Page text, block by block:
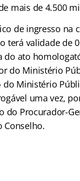
mais de 4.500
de ingresso na
terá validade de
do ato
do Ministério
do Ministério
uma vez,
do Procurador-
Conselho.